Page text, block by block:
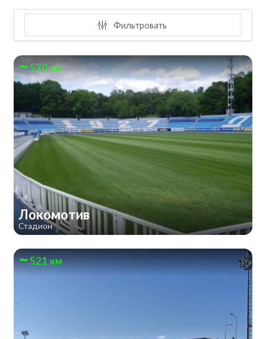
Фильтровать
520 км
Локомотив
Стадион
521 км